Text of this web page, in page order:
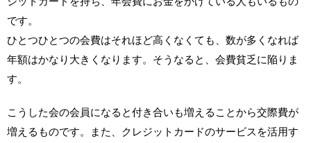
です。
ひとつひとつの会費はそれほど高くなくても、数が多くなれば
年額はかなり大きくなります。そうなると、会費貧乏に陥りま
す。
こうした会の会員になると付き合いも増えることから交際費が
増えるものです。また、クレジットカードのサービスを活用す